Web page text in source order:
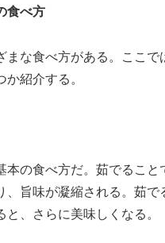
食べ方
まな食べ方がある。ここで
紹介する。
本の食べ方だ。茹でること
、旨味が凝縮される。茹で
と、さらに美味しくなる。